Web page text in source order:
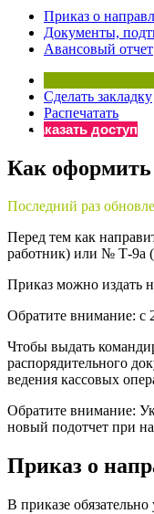
Приказ о
Документы,
Авансовый отчет
Сделать закладку
Распечатать
Заказать доступ
Как
Последний раз
Перед тем как
работник) или № Т-9а
Приказ можно издать
Обратите внимание: с
Чтобы выдать
распорядительного
ведения кассовых
Обратите внимание:
новый подотчет при
Приказ о
В приказе